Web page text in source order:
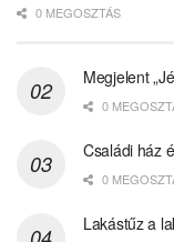
0 MEGOSZTÁS
Megjelent
0
Családi ház
0
Lakástűz a